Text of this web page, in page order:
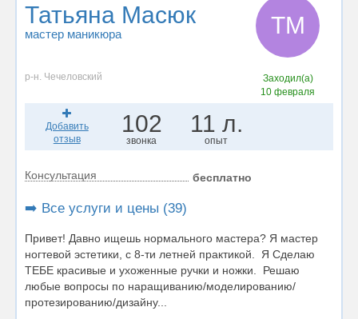
Татьяна Масюк
мастер маникюра ТМ
р-н. Чечеловский
Заходил(а)
10 февраля
Добавить
отзыв
102
звонка
11 л.
опыт
Консультация бесплатно
➡️ Все услуги и цены (39)
Привет! Давно ищешь нормального мастера? Я мастер
ногтевой эстетики, с 8-ти летней практикой. Я Сделаю
ТЕБЕ красивые и ухоженные ручки и ножки. Решаю
любые вопросы по наращиванию/моделированию/
протезированию/дизайну...